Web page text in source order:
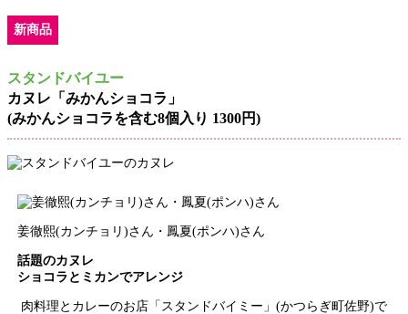
新商品
スタンドバイユー
カヌレ「みかんショコラ」
(みかんショコラを含む8個入り 1300円)
姜徹熙(カンチョリ)さん・鳳夏(ポンハ)さん
話題のカヌレ
ショコラとミカンでアレンジ
肉料理とカレーのお店「スタンドバイミー」(かつらぎ町佐野)で